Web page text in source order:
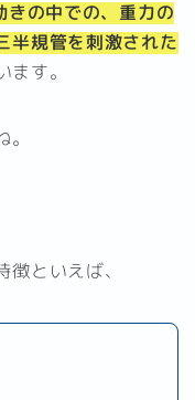
の中での、重力の
半規管を刺激された
す。
といえば、